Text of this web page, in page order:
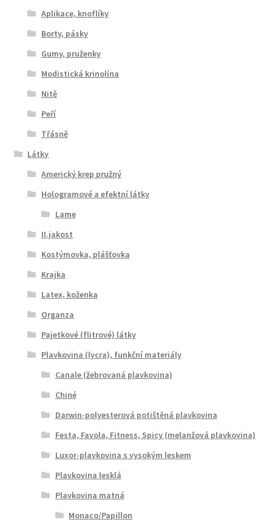
Aplikace, knoflíky
Borty, pásky
Gumy, pruženky
Modistická krinolína
Nitě
Peří
Třásně
Látky
Americký krep pružný
Hologramové a efektní látky
Lame
II.jakost
Kostýmovka, plášťovka
Krajka
Latex, koženka
Organza
Pajetkové (flitrové) látky
Plavkovina (lycra), funkční materiály
Canale (žebrovaná plavkovina)
Chiné
Darwin-polyesterová potištěná plavkovina
Festa, Favola, Fitness, Spicy (melanžová plavkovina)
Luxor-plavkovina s vysokým leskem
Plavkovina lesklá
Plavkovina matná
Monaco/Papillon